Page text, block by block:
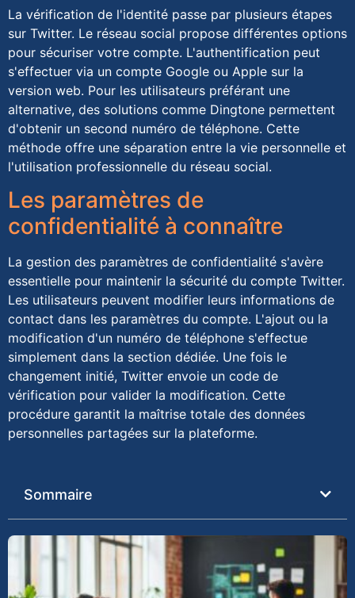
La vérification de l'identité passe par plusieurs étapes
sur Twitter. Le réseau social propose différentes options
pour sécuriser votre compte. L'authentification peut
s'effectuer via un compte Google ou Apple sur la
version web. Pour les utilisateurs préférant une
alternative, des solutions comme Dingtone permettent
d'obtenir un second numéro de téléphone. Cette
méthode offre une séparation entre la vie personnelle et
l'utilisation professionnelle du réseau social.
Les paramètres de
confidentialité à connaître
La gestion des paramètres de confidentialité s'avère
essentielle pour maintenir la sécurité du compte Twitter.
Les utilisateurs peuvent modifier leurs informations de
contact dans les paramètres du compte. L'ajout ou la
modification d'un numéro de téléphone s'effectue
simplement dans la section dédiée. Une fois le
changement initié, Twitter envoie un code de
vérification pour valider la modification. Cette
procédure garantit la maîtrise totale des données
personnelles partagées sur la plateforme.
Sommaire